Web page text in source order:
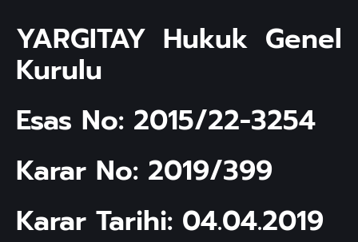
YARGITAY Hukuk Genel
Kurulu
Esas No: 2015/22-3254
Karar No: 2019/399
Karar Tarihi: 04.04.2019